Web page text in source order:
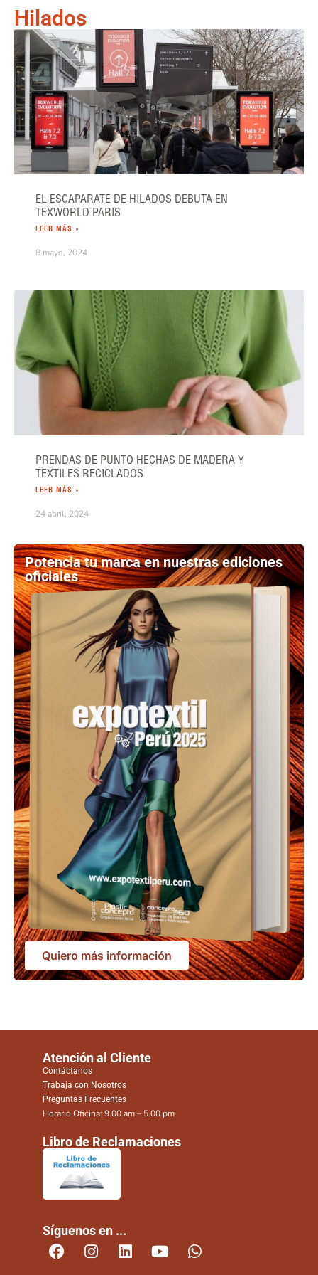
Hilados
EL ESCAPARATE DE HILADOS DEBUTA EN
TEXWORLD PARIS
LEER MÁS »
8 mayo, 2024
PRENDAS DE PUNTO HECHAS DE MADERA Y
TEXTILES RECICLADOS
LEER MÁS »
24 abril, 2024
Potencia tu marca en nuestras ediciones
oficiales
Quiero más información
Atención al Cliente
Contáctanos
Trabaja con Nosotros
Preguntas Frecuentes
Horario Oficina: 9.00 am – 5.00 pm
Libro de Reclamaciones
Síguenos en ...